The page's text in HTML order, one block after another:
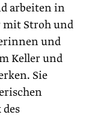
arbeiten in
mit Stroh und
und
Keller und
Sie